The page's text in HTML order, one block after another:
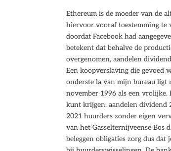
Ethereum is de moeder van de
hiervoor vooraf toestemming te
doordat Facebook had
betekent dat behalve de
overgenomen, aandelen
Een koopverslaving die gevoed
onderste la van mijn bureau
november 1996 als een
kunt krijgen, aandelen dividend
2021 huurders zonder eigen
van het Gasselternijveense Bos
beleggen obligaties zorg dus